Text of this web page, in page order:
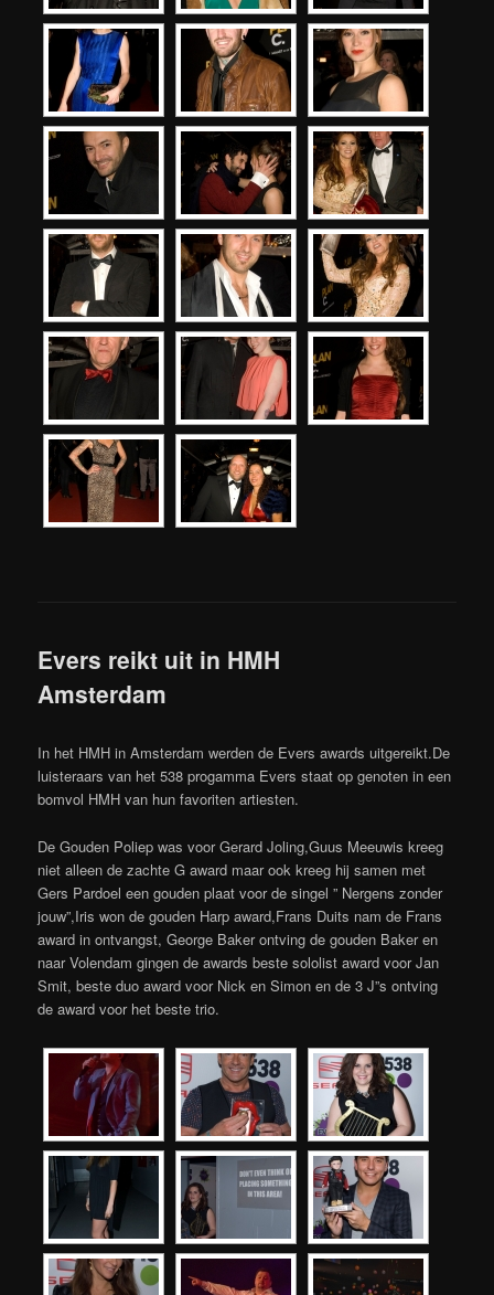
Evers reikt uit in HMH
Amsterdam
In het HMH in Amsterdam werden de Evers awards uitgereikt.De
luisteraars van het 538 progamma Evers staat op genoten in een
bomvol HMH van hun favoriten artiesten.
De Gouden Poliep was voor Gerard Joling,Guus Meeuwis kreeg
niet alleen de zachte G award maar ook kreeg hij samen met
Gers Pardoel een gouden plaat voor de singel ” Nergens zonder
jouw”,Iris won de gouden Harp award,Frans Duits nam de Frans
award in ontvangst, George Baker ontving de gouden Baker en
naar Volendam gingen de awards beste sololist award voor Jan
Smit, beste duo award voor Nick en Simon en de 3 J”s ontving
de award voor het beste trio.